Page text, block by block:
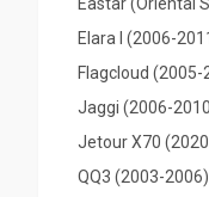
Elara I (2006-
Flagcloud (2005-
Jaggi (2006-
Jetour X70
QQ3 (2003-2006)